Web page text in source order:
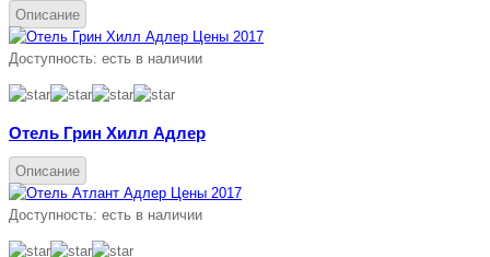
Описание
Доступность: есть в наличии
Отель Грин Хилл Адлер
Описание
Доступность: есть в наличии